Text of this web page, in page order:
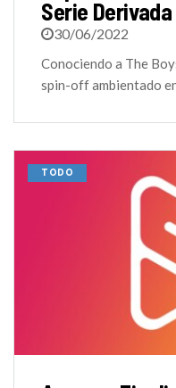
Serie Derivada
30/06/2022
Conociendo a The
spin-off ambientado
TODO